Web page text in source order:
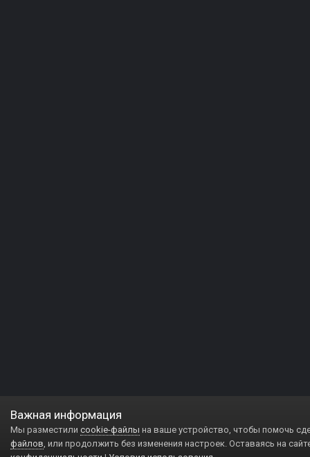
Важная информация
Мы разместили cookie-файлы на ваше устройство, чтобы помочь
файлов, или продолжить без изменения настроек. Оставаясь на